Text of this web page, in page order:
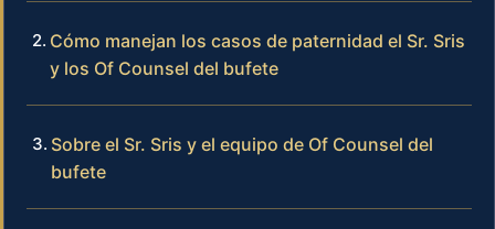
Cómo manejan los casos de paternidad el Sr. Sris
y los Of Counsel del bufete
Sobre el Sr. Sris y el equipo de Of Counsel del
bufete